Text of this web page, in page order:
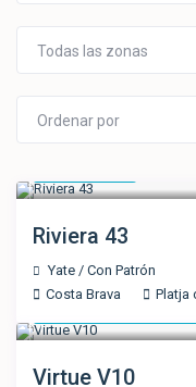
Todas las zonas
Ordenar por
Riviera 43
Yate /Con Patrón
Costa Brava
Platja
Virtue V10